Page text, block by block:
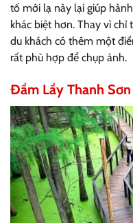
tố mới lạ này lại giúp
khác biệt hơn. Thay vì
du khách có thêm một
rất phù hợp để chụp ảnh.
Đầm Lầy Thanh